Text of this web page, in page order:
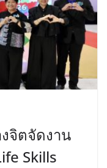
จิตจัดงาน
Skills